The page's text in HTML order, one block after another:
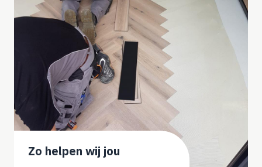
Zo helpen wij jou